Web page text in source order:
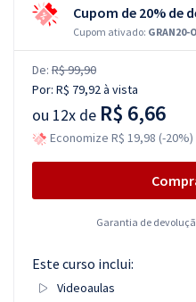
Cupom de 20% de
Cupom ativado: GRAN20-
De: R$ 99,90
Por: R$ 79,92à vista
ou 12x de R$ 6,66
Economize R$ 19,98 (-20%)
Garantia de
Este curso inclui:
Videoaulas